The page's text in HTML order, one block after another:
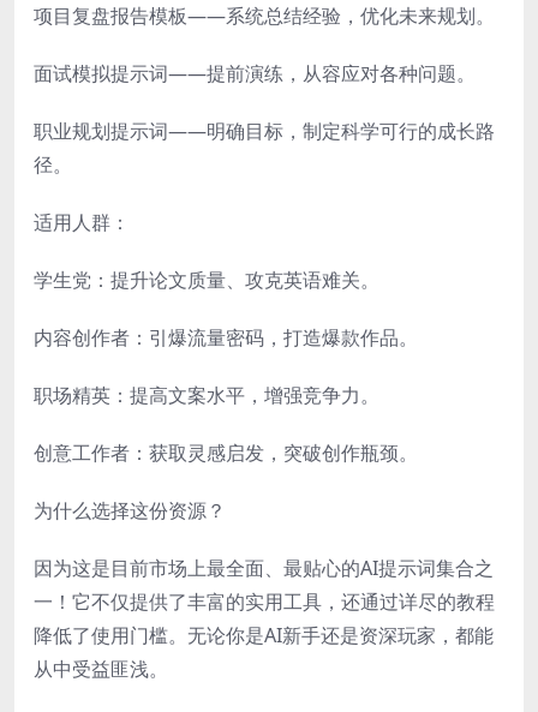
项目复盘报告模板——系统总结经验，优化未来规划。
面试模拟提示词——提前演练，从容应对各种问题。
职业规划提示词——明确目标，制定科学可行的成长路
径。
适用人群：
学生党：提升论文质量、攻克英语难关。
内容创作者：引爆流量密码，打造爆款作品。
职场精英：提高文案水平，增强竞争力。
创意工作者：获取灵感启发，突破创作瓶颈。
为什么选择这份资源？
因为这是目前市场上最全面、最贴心的AI提示词集合之
一！它不仅提供了丰富的实用工具，还通过详尽的教程
降低了使用门槛。无论你是AI新手还是资深玩家，都能
从中受益匪浅。